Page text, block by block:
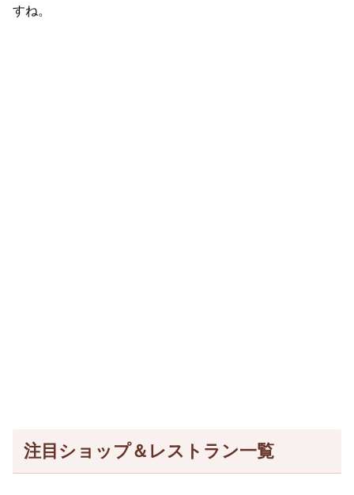
すね。
注目ショップ＆レストラン一覧